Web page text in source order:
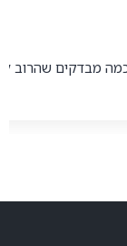
מבדקים שהרוב לא